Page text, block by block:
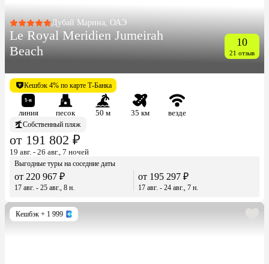
Дубай Марина, ОАЭ
Le Royal Meridien Jumeirah
Beach
10
21 отзыв
Кешбэк 4% по карте Т-Банка
линия песок 50 м 35 км
везде
Собственный пляж
от 191 802 ₽
19 авг. - 26 авг., 7 ночей
Выгодные туры на соседние даты
от 220 967 ₽
17 авг. - 25 авг., 8 н.
от 195 297 ₽
17 авг. - 24 авг., 7 н.
Кешбэк + 1 999